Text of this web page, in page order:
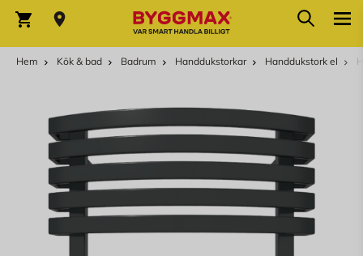
Varukorg Sök
Hem Kök & bad Badrum Handdukstorkar Handdukstork el